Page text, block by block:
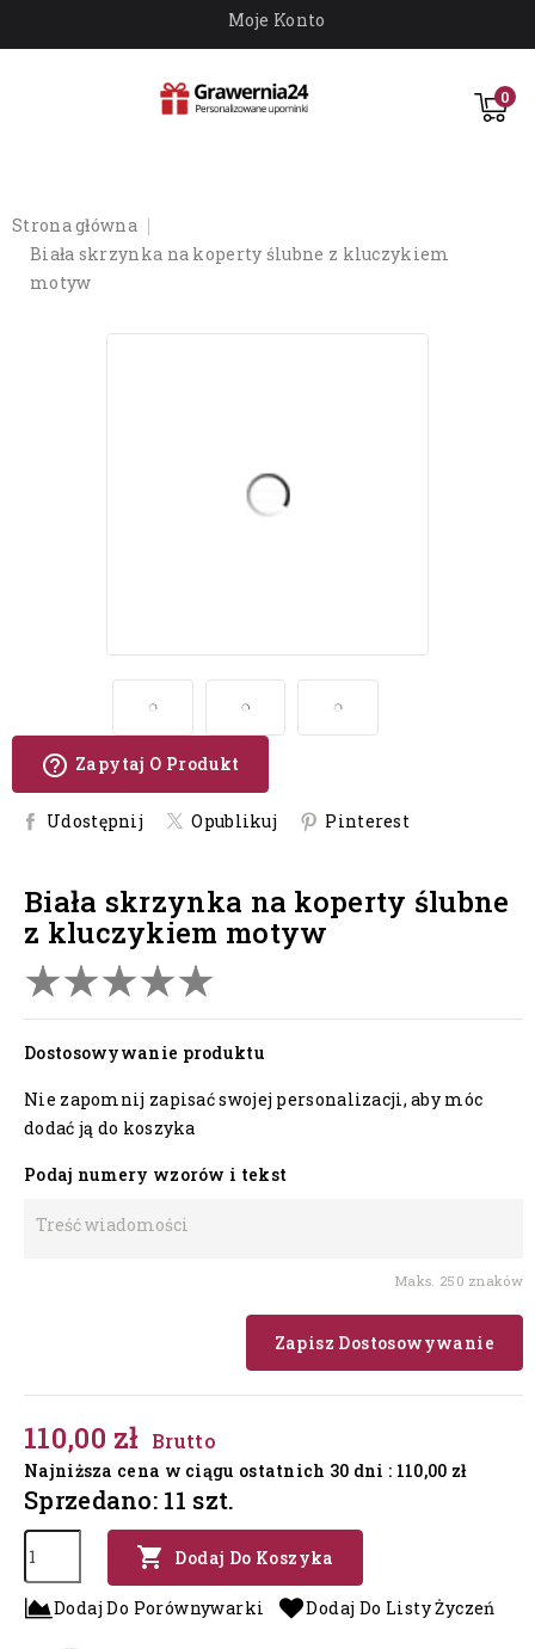
Moje Konto
0
strona główna
biała skrzynka na koperty ślubne z kluczykiem
motyw
help_outline Zapytaj O Produkt
Udostępnij Opublikuj Pinterest
biała skrzynka na koperty ślubne
z kluczykiem motyw
Dostosowywanie produktu
Nie zapomnij zapisać swojej personalizacji, aby móc
dodać ją do koszyka
Podaj numery wzorów i tekst
Maks. 250 znaków
Zapisz Dostosowywanie
110,00 zł Brutto
Najniższa cena w ciągu ostatnich 30 dni : 110,00 zł
Sprzedano: 11 szt.
 Dodaj Do Koszyka
Dodaj Do Porównywarki Dodaj Do Listy Życzeń